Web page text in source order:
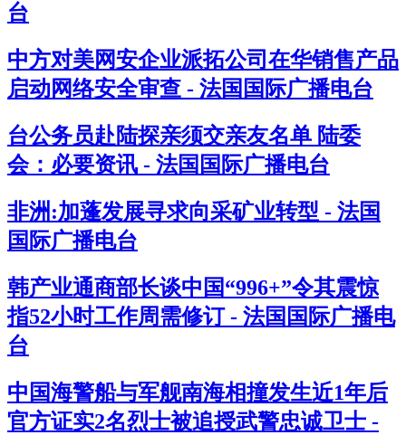
台
中方对美网安企业派拓公司在华销售产品
启动网络安全审查 - 法国国际广播电台
台公务员赴陆探亲须交亲友名单 陆委
会：必要资讯 - 法国国际广播电台
非洲:加蓬发展寻求向采矿业转型 - 法国
国际广播电台
韩产业通商部长谈中国“996+”令其震惊
指52小时工作周需修订 - 法国国际广播电
台
中国海警船与军舰南海相撞发生近1年后
官方证实2名烈士被追授武警忠诚卫士 -